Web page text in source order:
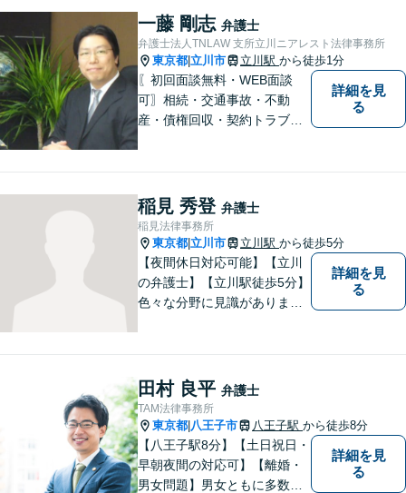
い！
一藤 剛志 弁護士
弁護士法人TNLAW 支所立川ニアレスト法律事務所
東京都 立川市 立川駅 から徒歩1分
〖初回面談無料・WEB面談
可〗相続・交通事故・不動
産・債権回収・契約トラブル
詳細を見
る
稲見 秀登 弁護士
稲見法律事務所
東京都 立川市 立川駅 から徒歩5分
【夜間休日対応可能】【立川
の弁護士】【立川駅徒歩5分】
色々な分野に見識がありま
詳細を見
る
田村 良平 弁護士
TAM法律事務所
東京都 八王子市 八王子駅 から徒歩8分
【八王子駅8分】【土日祝日・
早朝夜間の対応可】【離婚・
男女問題】男女ともに多数実
詳細を見
る